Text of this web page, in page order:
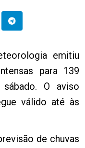
emitiu
para 139
O aviso
válido até às
de chuvas